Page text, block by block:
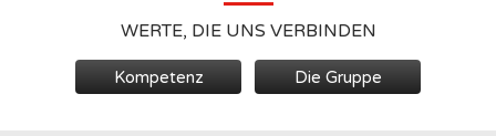
WERTE, DIE UNS VERBINDEN
Kompetenz Die Gruppe